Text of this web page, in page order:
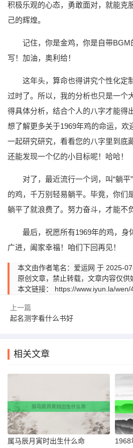
积极乐观的心态，勇敢面对，就能克
己的辉煌。
记住，你是金鸡，你是自带
写！加油，奥利给！
这年头，算命也得讲究个性化定
过时了。所以，我的分析也只是一个
得具体分析，结合个人的八字才能得
想了解更多关于1969年鸡的命运，欢
一起研究研究，看看您的八字里到底
还能发现一个亿的小目标呢！哈哈！
对了，最近流行一个词，叫“躺
的鸡，千万别轻易躺平。毕竟，你们
躺平了就浪费了。努力奋斗，才能不
最后，祝愿所有1969年的鸡，身
广进，阖家幸福！咱们下回再见！
本文由作者笔名：爱运网 于 2025-
原创文章，禁止转载，文章内容仅供
本文链接： https://www.iyun.la/
上一篇
起名测字看什么书好
相关文章
属马辰月寅时出生什么命 1968